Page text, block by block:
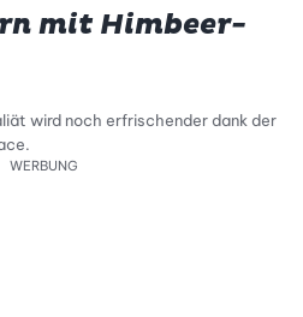
mit Himbeer-
wird noch erfrischender dank der
WERBUNG